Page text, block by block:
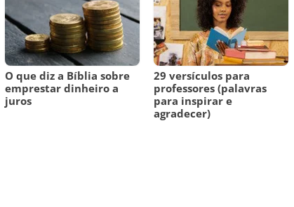
O que diz a Bíblia sobre
emprestar dinheiro a
juros
29 versículos para
professores (palavras
para inspirar e
agradecer)